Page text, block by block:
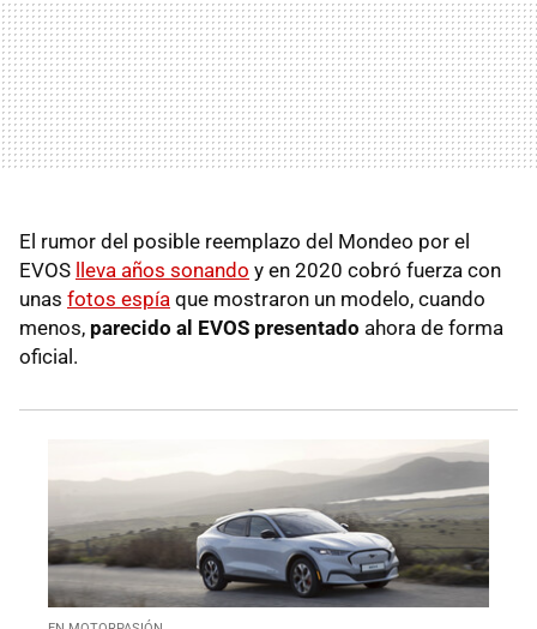
El rumor del posible reemplazo del Mondeo por el
EVOS lleva años sonando y en 2020 cobró fuerza con
unas fotos espía que mostraron un modelo, cuando
menos, parecido al EVOS presentado ahora de forma
oficial.